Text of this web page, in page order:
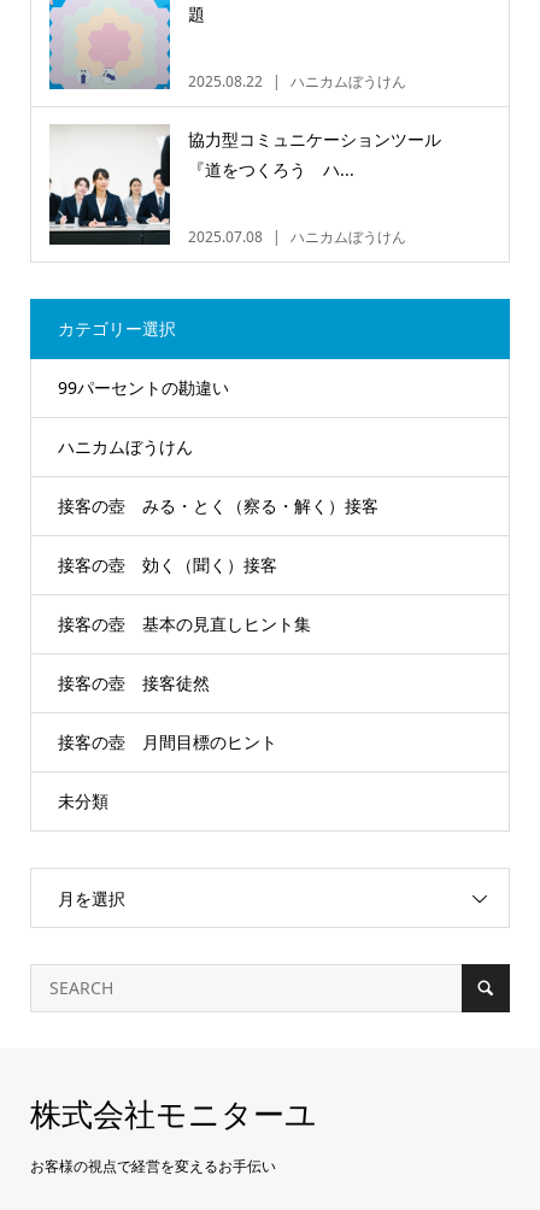
題
2025.08.22 ハニカムぼうけん
協力型コミュニケーションツール
『道をつくろう ハ...
2025.07.08 ハニカムぼうけん
カテゴリー選択
99パーセントの勘違い
ハニカムぼうけん
接客の壺 みる・とく（察る・解く）接客
接客の壺 効く（聞く）接客
接客の壺 基本の見直しヒント集
接客の壺 接客徒然
接客の壺 月間目標のヒント
未分類
月を選択
株式会社モニターユ
お客様の視点で経営を変えるお手伝い